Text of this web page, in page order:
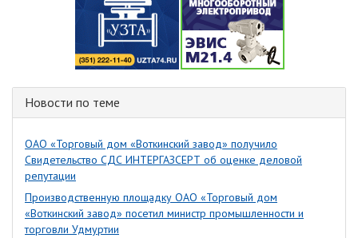
Новости по теме
ОАО «Торговый дом «Воткинский завод» получило
Свидетельство СДС ИНТЕРГАЗСЕРТ об оценке деловой
репутации
Производственную площадку ОАО «Торговый дом
«Воткинский завод» посетил министр промышленности и
торговли Удмуртии